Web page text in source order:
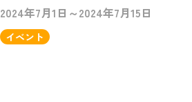
2024年7月1日～2024年7月15日
イベント